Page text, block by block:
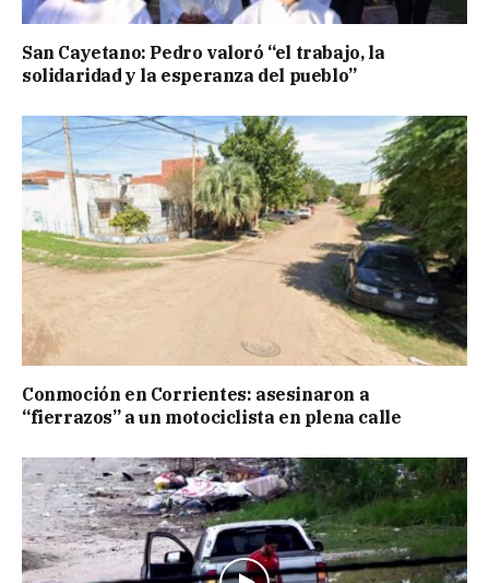
San Cayetano: Pedro valoró “el trabajo, la
solidaridad y la esperanza del pueblo”
Conmoción en Corrientes: asesinaron a
“fierrazos” a un motociclista en plena calle